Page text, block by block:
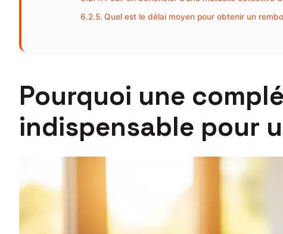
Quel est le délai moyen pour obtenir un
Pourquoi une
indispensable pour